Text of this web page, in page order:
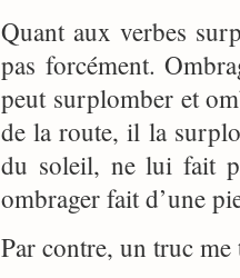
Quant aux verbes
pas forcément.
peut surplomber et
de la route, il la
du soleil, ne lui fait
ombrager fait d’une
Par contre, un truc